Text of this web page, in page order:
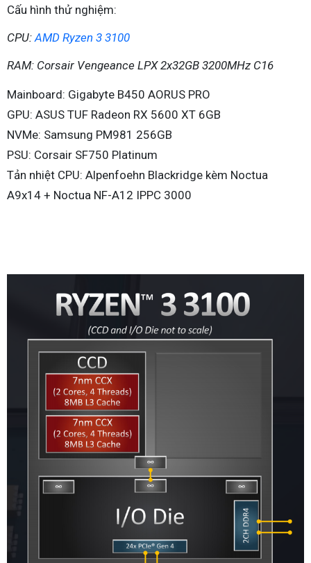
Cấu hình thử nghiệm:
CPU:AMD Ryzen 3 3100
RAM: Corsair Vengeance LPX 2x32GB 3200MHz C16
Mainboard: Gigabyte B450 AORUS PRO
GPU: ASUS TUF Radeon RX 5600 XT 6GB
NVMe: Samsung PM981 256GB
PSU: Corsair SF750 Platinum
Tản nhiệt CPU: Alpenfoehn Blackridge kèm Noctua
A9x14 + Noctua NF-A12 IPPC 3000